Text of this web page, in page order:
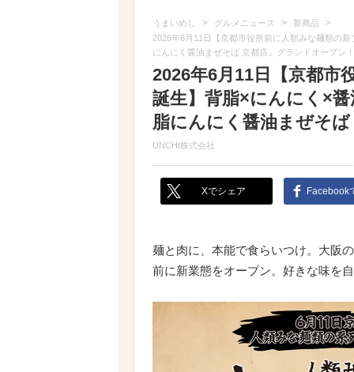
うまいめし > グルメニュース > 新商品 >
2026年6月11日【京都市役所前に人類みな麺類の
にんにく醤油まぜそば 京都店』グランドオープン！
2026年6月11日【京都市
誕生】背脂×にんにく×
脂にんにく醤油まぜそ
UNCHI株式会社
Xでシェア Facebook
麺と肉に、本能で食らいつけ。大阪
前に新業態をオープン。好きな味を